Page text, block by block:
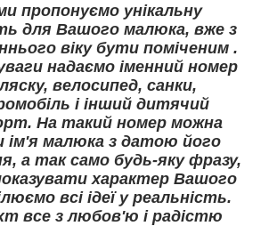
пропонуємо унікальну
для Вашого малюка, вже з
віку бути поміченим .
надаємо іменний номер
велосипед, санки,
і інший дитячий
На такий номер можна
ім'я малюка з датою його
а так само будь-яку фразу,
характер Вашого
всі ідеї у реальність.
все з любов'ю і радістю